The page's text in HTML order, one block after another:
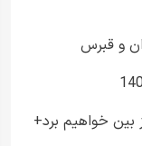
و قبرس
بین خواهیم برد+